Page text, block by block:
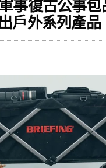
事復古公事包
戶外系列產品